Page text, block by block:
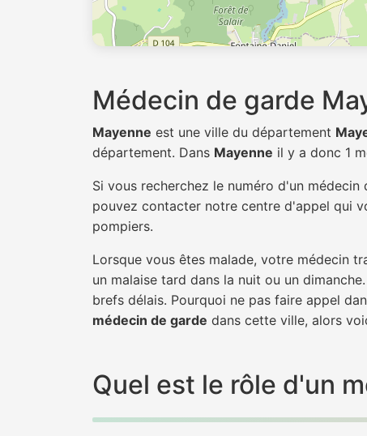
Médecin de garde
Mayenne est une ville du département
département. Dans Mayenne il y a donc 1
Si vous recherchez le numéro d'un médecin
pouvez contacter notre centre d'appel qui
pompiers.
Lorsque vous êtes malade, votre médecin
un malaise tard dans la nuit ou un
brefs délais. Pourquoi ne pas faire appel
médecin de garde dans cette ville, alors
Quel est le rôle d'un